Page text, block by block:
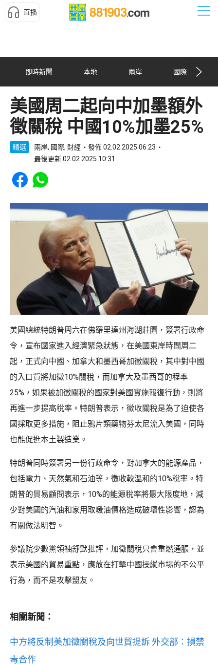
直播
即時新聞 本地 兩岸 國際
美國周二起向中加墨額外
徵關稅 中國10%加墨25%
精選 兩岸, 國際, 財經
發佈 02.02.2025 06:23
最後更新 02.02.2025 10:31
Share to Facebook
Share to WhatsApp
美國總統特朗普周六在佛羅里達州海湖莊園，簽署行政命
令，宣布國家進入經濟緊急狀態，在美國東岸時間周二
起，正式向中國、加拿大和墨西哥加徵關稅，其中對中國
的入口貨將加徵10%關稅，而加拿大及墨西哥的程率
25%，如果被加徵關稅的國家對美國實施報復行動，則將
再進一步提高稅率。特朗普表示，徵收關稅是為了迫使各
國採取更多措施，阻止鴉片類藥物芬太尼流入美國，同時
也能促進本土製造業。
特朗普同時簽署另一份行政命令，對加拿大的能源產品，
包括電力、天然氣和石油等，徵收較溫和的10%稅率。特
朗普的貿易顧問表示，10%的能源稅率將最大限度地，減
少對美國的汽油和家用取暖油價格造成破壞性影響，認為
有關做法明智。
參議院少數黨領袖舒默批評，加徵關稅只會重燃通脹，並
表示美國的貿易重點，應放在打擊中國操縱市場的不公平
行為，而不是攻擊盟友。
相關新聞：
中方將反制美加徵關稅及向世貿提訴 外交部：損禁
毒合作